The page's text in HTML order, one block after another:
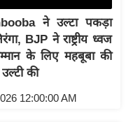
ने उल्टा पकड़ा
BJP ने राष्ट्रीय ध्वज
के लिए महबूबा की
की
12:00:00 AM